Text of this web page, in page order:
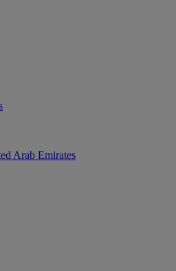
Arab Emirates